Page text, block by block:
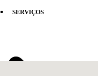
SERVIÇOS